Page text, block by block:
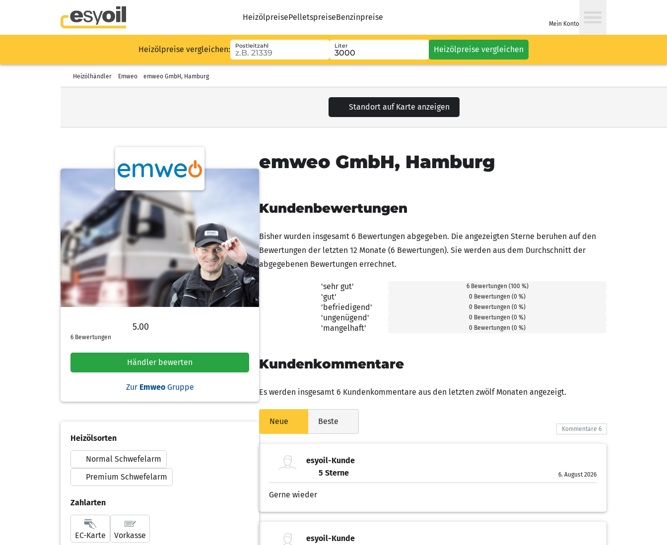
HeizölpreisePelletspreiseBenzinpreise
Mein Konto
Heizölpreise vergleichen: Postleitzahl Liter Heizölpreise vergleichen
Heizölhändler Emweo emweo GmbH, Hamburg
Standort auf Karte anzeigen
5.00
5.00 von 5 Sternen
6 Bewertungen
Händler bewerten
Zur EmweoGruppe
Heizölsorten
Normal Schwefelarm
Premium Schwefelarm
Zahlarten
EC-Karte Vorkasse
emweo GmbH, Hamburg
Kundenbewertungen
Bisher wurden insgesamt 6 Bewertungen abgegeben. Die angezeigten Sterne beruhen auf den
Bewertungen der letzten 12 Monate (6 Bewertungen). Sie werden aus dem Durchschnitt der
abgegebenen Bewertungen errechnet.
5.00 von 5 Sternen'sehr gut' 6 Bewertungen (100 %)
4.00 von 5 Sternen'gut' 0 Bewertungen (0 %)
3.00 von 5 Sternen'befriedigend' 0 Bewertungen (0 %)
2.00 von 5 Sternen'ungenügend' 0 Bewertungen (0 %)
1.00 von 5 Sternen'mangelhaft' 0 Bewertungen (0 %)
Kundenkommentare
Es werden insgesamt 6 Kundenkommentare aus den letzten zwölf Monaten angezeigt.
Neue Beste
Kommentare 6
esyoil-Kunde
5 Sterne
6. August 2026
Gerne wieder
esyoil-Kunde